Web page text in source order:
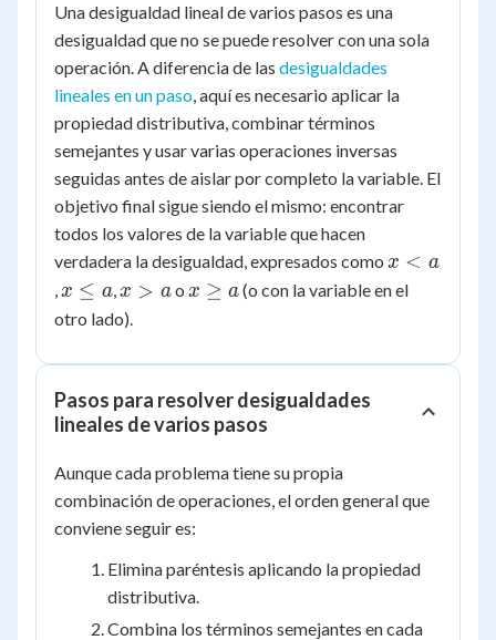
Una desigualdad lineal de varios pasos es una
desigualdad que no se puede resolver con una sola
operación. A diferencia de las desigualdades
lineales en un paso, aquí es necesario aplicar la
propiedad distributiva, combinar términos
semejantes y usar varias operaciones inversas
seguidas antes de aislar por completo la variable. El
objetivo final sigue siendo el mismo: encontrar
todos los valores de la variable que hacen
verdadera la desigualdad, expresados como x
<
x < a
, x
\le
x ≤ a, x
>
x > ao x
x ≥ a(o con la variable en el
otro lado).
Pasos para resolver desigualdades
lineales de varios pasos
Aunque cada problema tiene su propia
combinación de operaciones, el orden general que
conviene seguir es:
Elimina paréntesis aplicando la propiedad
distributiva.
Combina los términos semejantes en cada